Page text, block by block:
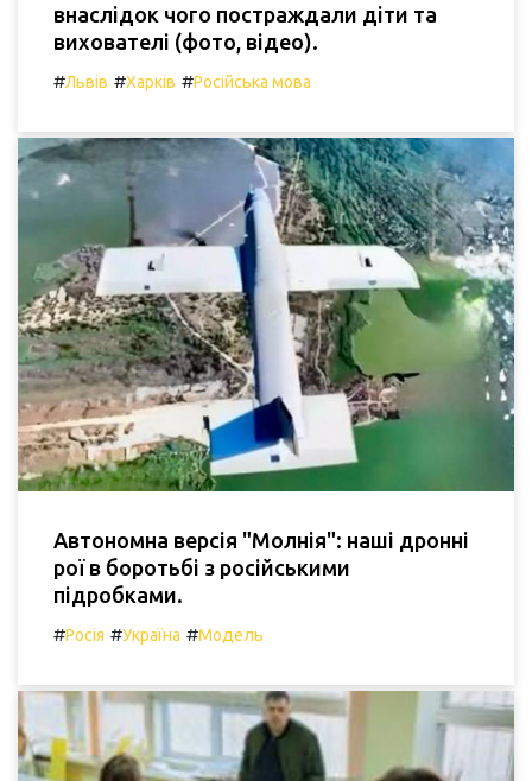
внаслідок чого постраждали діти та
вихователі (фото, відео).
#Львів #Харків #Російська мова
Автономна версія "Молнія": наші дронні
рої в боротьбі з російськими
підробками.
#Росія #Україна #Модель